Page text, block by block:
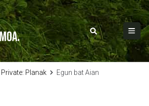
Private: Planak Egun bat Aian